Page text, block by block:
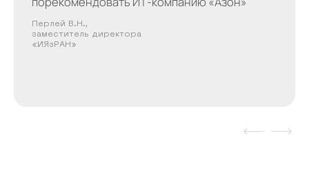
Перлей В.Н.,
заместитель директора
«ИЯзРАН»